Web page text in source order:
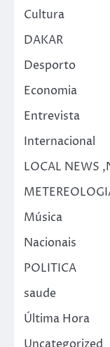
Cultura
DAKAR
Desporto
Economia
Entrevista
Internacional
LOCAL NEWS
Música
Nacionais
POLITICA
saude
Última Hora